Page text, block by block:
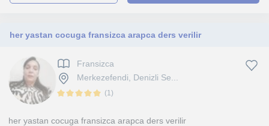
her yastan cocuga fransizca arapca ders verilir
Fransizca
Merkezefendi, Denizli Se...
(1)
her yastan cocuga fransizca arapca ders verilir